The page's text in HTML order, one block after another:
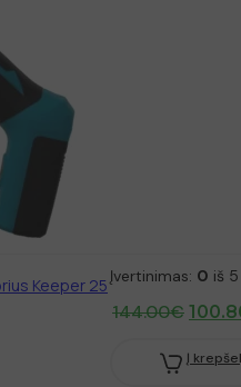
Keeper 25 Įvertinimas: 0 iš 5
144.00€
was:
Į